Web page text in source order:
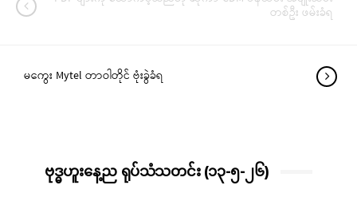
တစ်ဦး ဖမ်းခံရ
မကွေး Mytel တာဝါတိုင် ဗုံးခွဲခံရ
ဗုဒ္ဓဟူးနေ့ည ရုပ်သံသတင်း (၁၃-၅-၂၆)